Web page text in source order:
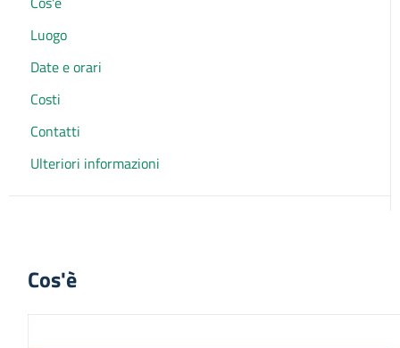
Luogo
Date e orari
Costi
Contatti
Ulteriori informazioni
Cos'è